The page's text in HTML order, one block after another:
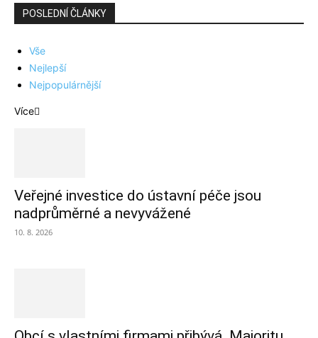
POSLEDNÍ ČLÁNKY
Vše
Nejlepší
Nejpopulárnější
Více
Veřejné investice do ústavní péče jsou
nadprůměrné a nevyvážené
10. 8. 2026